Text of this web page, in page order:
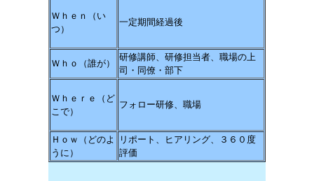
Ｗｈｅｎ（い
つ）
一定期間経過後
Ｗｈｏ（誰が）
研修講師、研修担当者、職場の上
司・同僚・部下
Ｗｈｅｒｅ（ど
こで）
フォロー研修、職場
Ｈｏｗ（どのよ
うに）
リポート、ヒアリング、３６０度
評価